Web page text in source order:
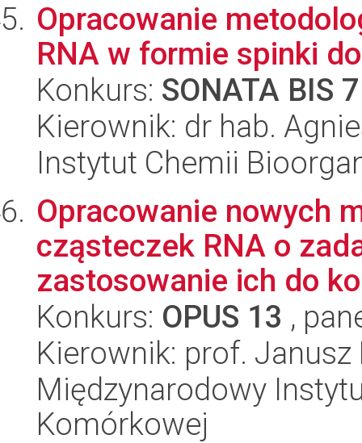
Opracowanie
RNA w formie spinki
Konkurs: SONATA BIS 7
Kierownik: dr hab.
Instytut Chemii
Opracowanie nowych
cząsteczek RNA o
zastosowanie ich do
Konkurs: OPUS 13 ,
Kierownik: prof.
Międzynarodowy
Komórkowej